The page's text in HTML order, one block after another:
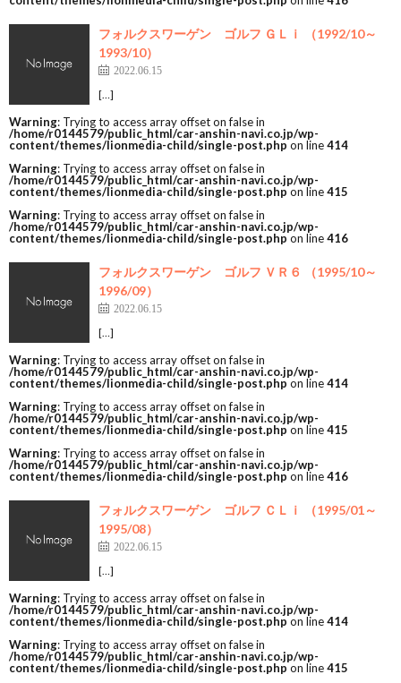
フォルクスワーゲン ゴルフ ＧＬｉ （1992/10～
1993/10）
2022.06.15
[…]
Warning: Trying to access array offset on false in
/home/r0144579/public_html/car-anshin-navi.co.jp/wp-
content/themes/lionmedia-child/single-post.php on line414
Warning: Trying to access array offset on false in
/home/r0144579/public_html/car-anshin-navi.co.jp/wp-
content/themes/lionmedia-child/single-post.php on line415
Warning: Trying to access array offset on false in
/home/r0144579/public_html/car-anshin-navi.co.jp/wp-
content/themes/lionmedia-child/single-post.php on line416
フォルクスワーゲン ゴルフ ＶＲ６ （1995/10～
1996/09）
2022.06.15
[…]
Warning: Trying to access array offset on false in
/home/r0144579/public_html/car-anshin-navi.co.jp/wp-
content/themes/lionmedia-child/single-post.php on line414
Warning: Trying to access array offset on false in
/home/r0144579/public_html/car-anshin-navi.co.jp/wp-
content/themes/lionmedia-child/single-post.php on line415
Warning: Trying to access array offset on false in
/home/r0144579/public_html/car-anshin-navi.co.jp/wp-
content/themes/lionmedia-child/single-post.php on line416
フォルクスワーゲン ゴルフ ＣＬｉ （1995/01～
1995/08）
2022.06.15
[…]
Warning: Trying to access array offset on false in
/home/r0144579/public_html/car-anshin-navi.co.jp/wp-
content/themes/lionmedia-child/single-post.php on line414
Warning: Trying to access array offset on false in
/home/r0144579/public_html/car-anshin-navi.co.jp/wp-
content/themes/lionmedia-child/single-post.php on line415